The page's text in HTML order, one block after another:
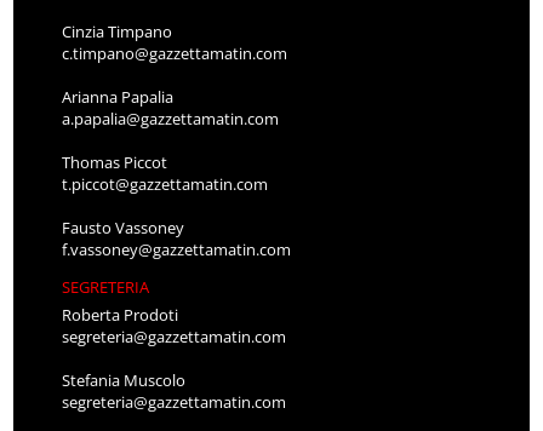
Cinzia Timpano
c.timpano@gazzettamatin.com
Arianna Papalia
a.papalia@gazzettamatin.com
Thomas Piccot
t.piccot@gazzettamatin.com
Fausto Vassoney
f.vassoney@gazzettamatin.com
SEGRETERIA
Roberta Prodoti
segreteria@gazzettamatin.com
Stefania Muscolo
segreteria@gazzettamatin.com